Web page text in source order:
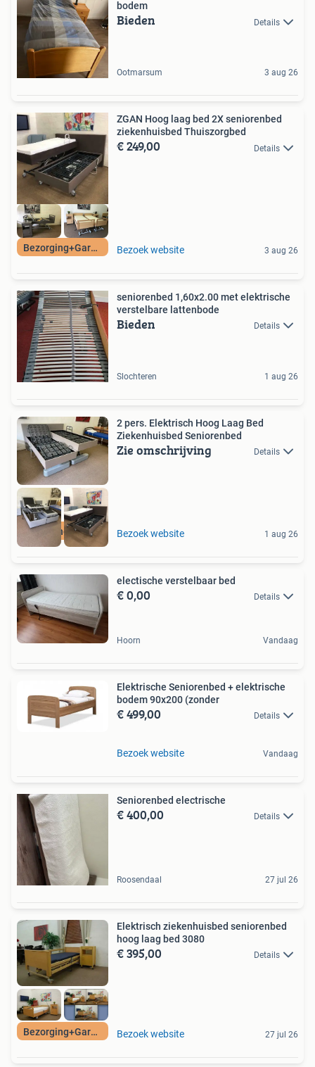
bodem
Bieden Details
Ootmarsum 3 aug 26
Bezorging+Garantie
ZGAN Hoog laag bed 2X seniorenbed
ziekenhuisbed Thuiszorgbed
€ 249,00 Details
Bezoek website 3 aug 26
seniorenbed 1,60x2.00 met elektrische
verstelbare lattenbode
Bieden Details
Slochteren 1 aug 26
Bezorging+Garantie
2 pers. Elektrisch Hoog Laag Bed
Ziekenhuisbed Seniorenbed
Zie omschrijving Details
Bezoek website 1 aug 26
electische verstelbaar bed
€ 0,00 Details
Hoorn Vandaag
Elektrische Seniorenbed + elektrische
bodem 90x200 (zonder
€ 499,00 Details
Bezoek website Vandaag
Seniorenbed electrische
€ 400,00 Details
Roosendaal 27 jul 26
Bezorging+Garantie
Elektrisch ziekenhuisbed seniorenbed
hoog laag bed 3080
€ 395,00 Details
Bezoek website 27 jul 26